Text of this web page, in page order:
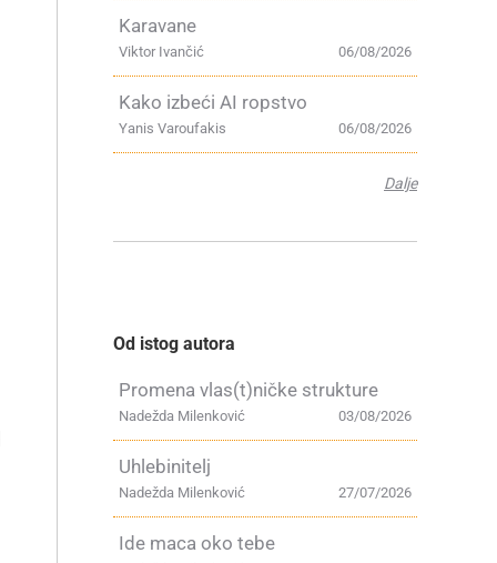
Karavane
06/08/2026
Viktor Ivančić
Kako izbeći AI ropstvo
06/08/2026
Yanis Varoufakis
Dalje
Od istog autora
Promena vlas(t)ničke strukture
03/08/2026
Nadežda Milenković
Uhlebinitelj
27/07/2026
Nadežda Milenković
Ide maca oko tebe